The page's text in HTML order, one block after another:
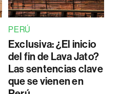
PERÚ
Exclusiva: ¿El inicio
del fin de Lava Jato?
Las sentencias clave
que se vienen en